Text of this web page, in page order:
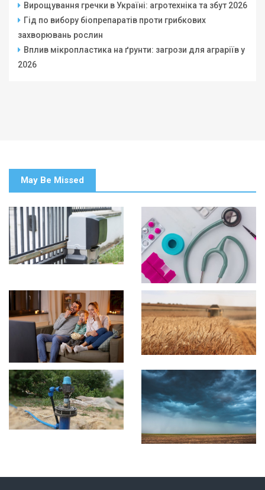
Вирощування гречки в Україні: агротехніка та збут 2026
Гід по вибору біопрепаратів проти грибкових
захворювань рослин
Вплив мікропластика на ґрунти: загрози для аграріїв у
2026
May Be Missed